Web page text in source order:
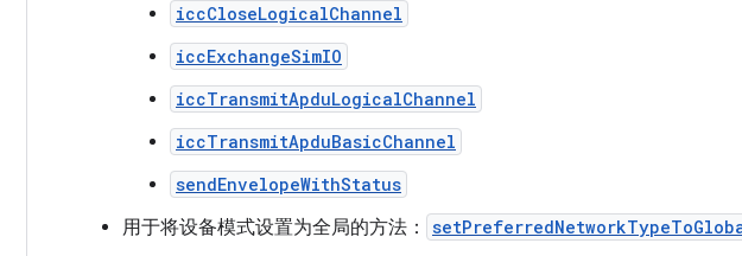
iccCloseLogicalChannel
iccExchangeSimIO
iccTransmitApduLogicalChannel
iccTransmitApduBasicChannel
sendEnvelopeWithStatus
用于将设备模式设置为全局的方法：